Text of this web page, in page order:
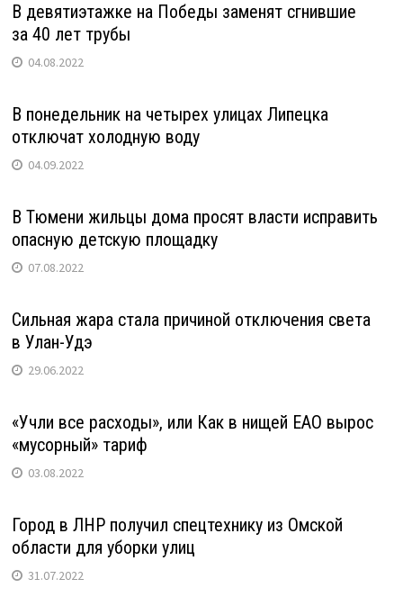
В девятиэтажке на Победы заменят сгнившие
за 40 лет трубы
04.08.2022
В понедельник на четырех улицах Липецка
отключат холодную воду
04.09.2022
В Тюмени жильцы дома просят власти исправить
опасную детскую площадку
07.08.2022
Сильная жара стала причиной отключения света
в Улан-Удэ
29.06.2022
«Учли все расходы», или Как в нищей ЕАО вырос
«мусорный» тариф
03.08.2022
Город в ЛНР получил спецтехнику из Омской
области для уборки улиц
31.07.2022